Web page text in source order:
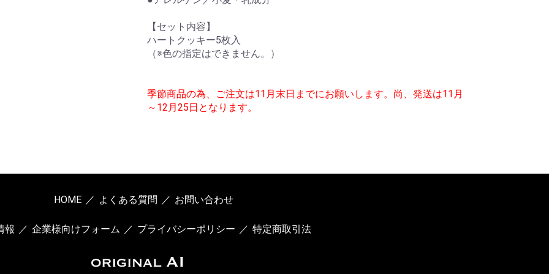
【セット内容】
ハートクッキー5枚入
（※色の指定はできません。）
季節商品の為、ご注文は11月末日までにお願いします。尚、発送は11月
～12月25日となります。
HOME よくある質問 お問い合わせ
報 企業様向けフォーム プライバシーポリシー 特定商取引法